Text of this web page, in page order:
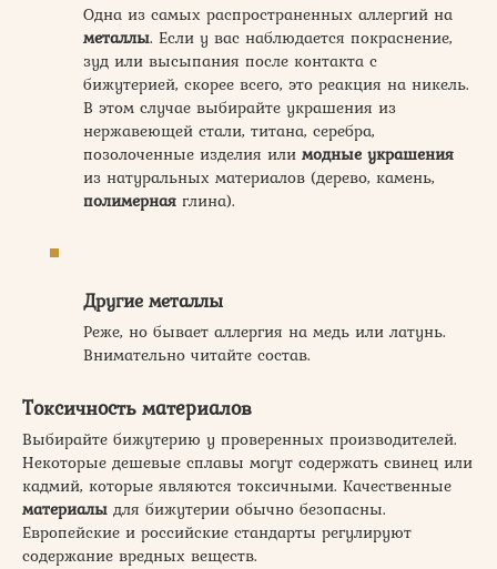
Одна из самых распространенных аллергий на
металлы. Если у вас наблюдается покраснение,
зуд или высыпания после контакта с
бижутерией, скорее всего, это реакция на никель.
В этом случае выбирайте украшения из
нержавеющей стали, титана, серебра,
позолоченные изделия или модные украшения
из натуральных материалов (дерево, камень,
полимерная глина).
Другие металлы
Реже, но бывает аллергия на медь или латунь.
Внимательно читайте состав.
Токсичность материалов
Выбирайте бижутерию у проверенных производителей.
Некоторые дешевые сплавы могут содержать свинец или
кадмий, которые являются токсичными. Качественные
материалы для бижутерии обычно безопасны.
Европейские и российские стандарты регулируют
содержание вредных веществ.